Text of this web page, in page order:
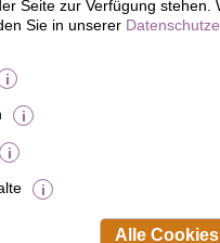
zum Einmachglas.
Selbsthilfewerk GmbH.
Seite zur Verfügung stehen.
Sie in unserer
Alle